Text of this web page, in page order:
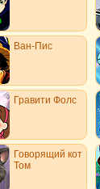
Ван-Пис
Гравити Фолс
Говорящий кот
Том